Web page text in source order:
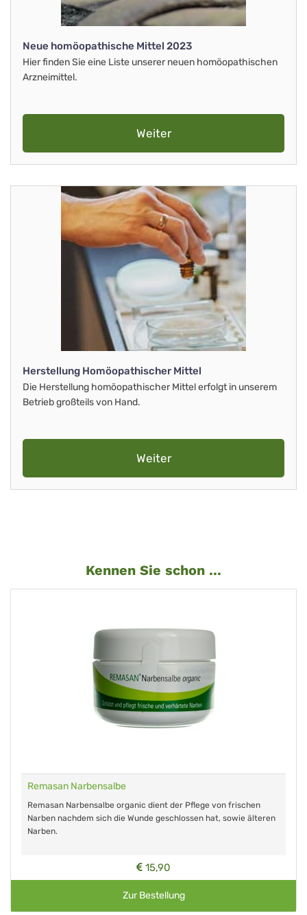
Neue homöopathische Mittel 2023
Hier finden Sie eine Liste unserer neuen homöopathischen
Arzneimittel.
Weiter
Herstellung Homöopathischer Mittel
Die Herstellung homöopathischer Mittel erfolgt in unserem
Betrieb großteils von Hand.
Weiter
Kennen Sie schon ...
Remasan Narbensalbe
Remasan Narbensalbe organic dient der Pflege von frischen
Narben nachdem sich die Wunde geschlossen hat, sowie älteren
Narben.
15,90
Zur Bestellung